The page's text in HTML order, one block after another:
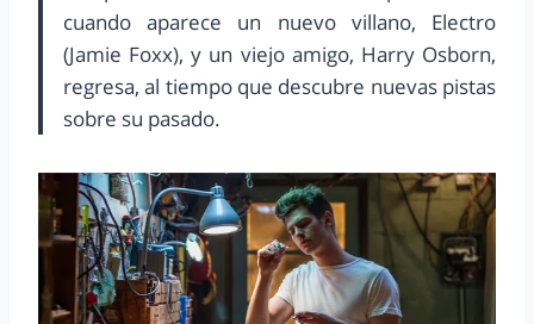
cuando aparece un nuevo villano, Electro
(Jamie Foxx), y un viejo amigo, Harry Osborn,
regresa, al tiempo que descubre nuevas pistas
sobre su pasado.